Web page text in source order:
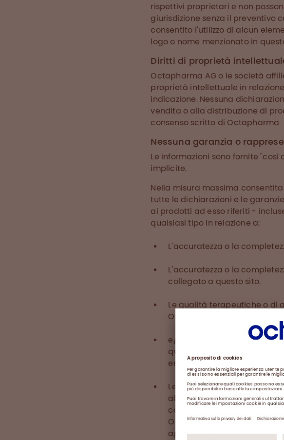
rispettivi proprietari e non
giurisdizione senza il preventivo
consentito l'utilizzo di alcun
logo o nome menzionato in
Diritti di proprietà
Octapharma AG o le società
proprietà intellettuale in
indicazione. Nessuna
vendita o alla distribuzione di
consenso scritto di Octapharma
Nessuna garanzia o
Le informazioni sono fornite
implicite.
Nella misura massima
tutte le dichiarazioni e le
ai prodotti ad esso riferiti -
qualsiasi tipo in relazione a:
L'accuratezza o la
L'accuratezza o la
collegato a questo sito.
Le qualità terapeutiche o di
Octapharma AG o dalle sue
e/o qualsiasi risultato di
qualsiasi prodotto
entità correlate.
Le informazioni sono fornite
al sito web si assumono la
contenuto e che fanno
Octapharma AG (compresi i
appaltatori, successori e